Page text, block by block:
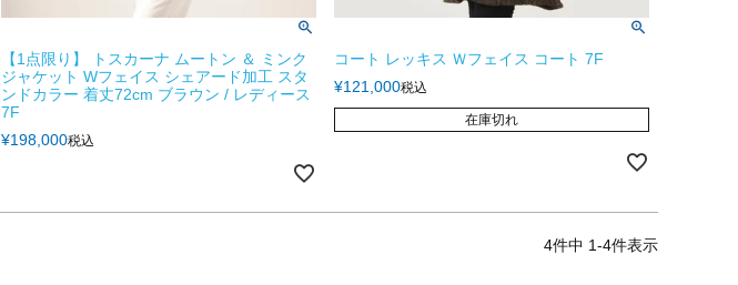
【1点限り】 トスカーナ ムートン ＆ ミンク
ジャケット Wフェイス シェアード加工 スタ
ンドカラー 着丈72cm ブラウン / レディース
7F
¥198,000税込
コート レッキス Ｗフェイス コート 7F
¥121,000税込
在庫切れ
4件中 1-4件表示